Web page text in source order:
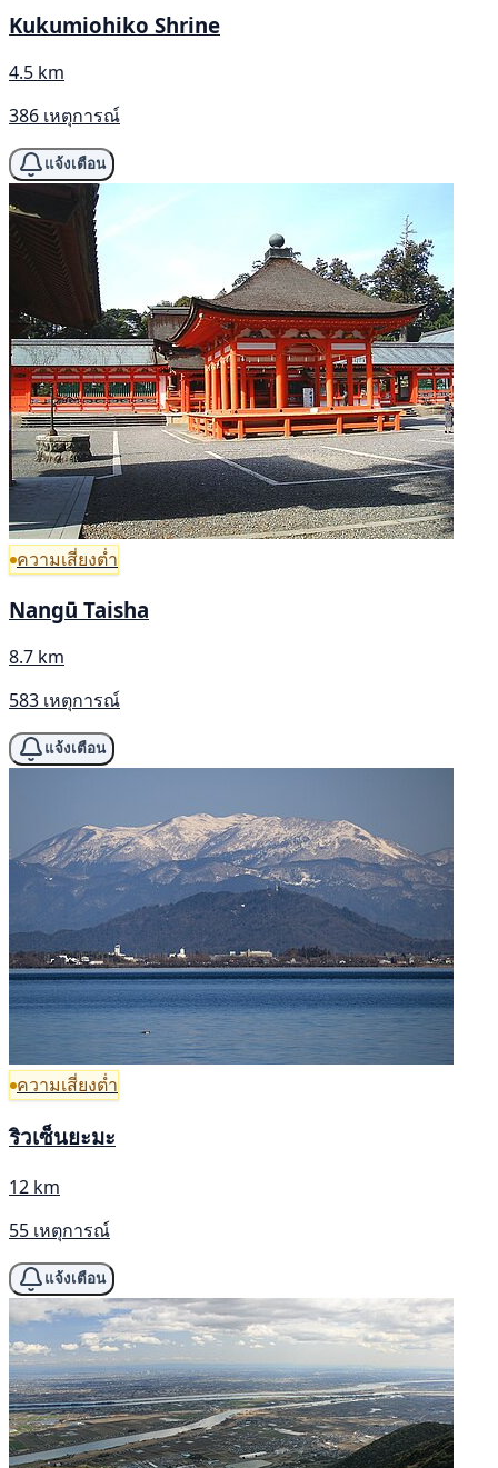
Kukumiohiko Shrine
4.5 km
386 เหตุการณ์
แจ้งเตือน
ความเสี่ยงต่ำ
Nangū Taisha
8.7 km
583 เหตุการณ์
แจ้งเตือน
ความเสี่ยงต่ำ
ริวเซ็นยะมะ
12 km
55 เหตุการณ์
แจ้งเตือน